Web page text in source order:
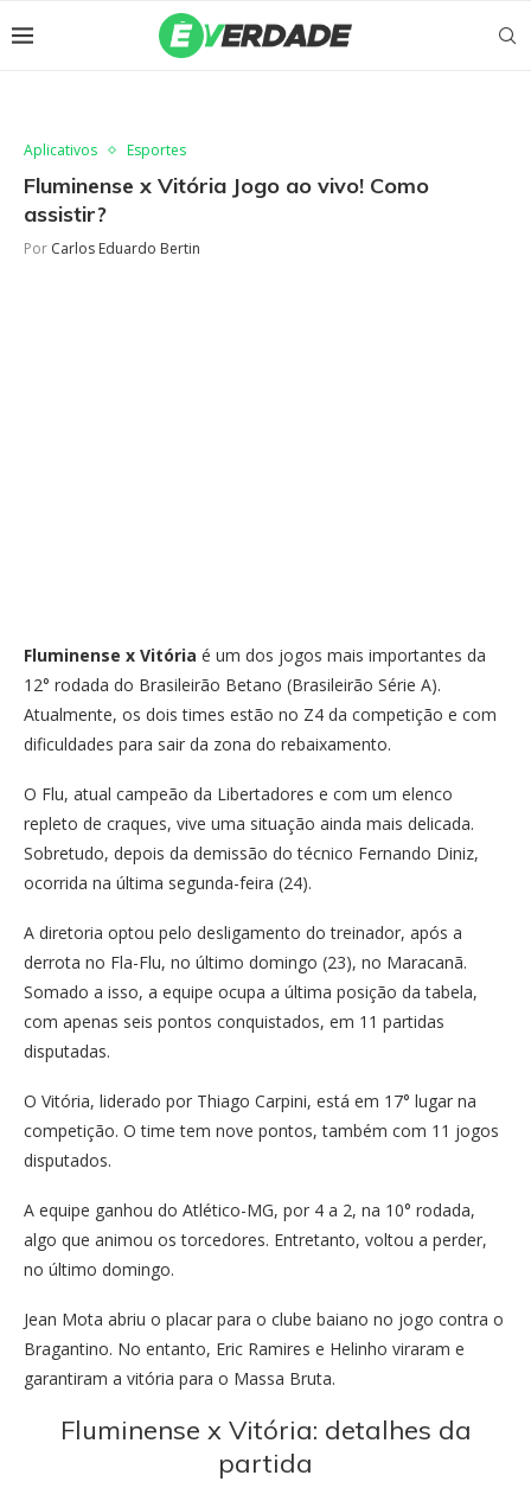
Aplicativos Esportes
Fluminense x Vitória Jogo ao vivo! Como
assistir?
Por Carlos Eduardo Bertin
Fluminense x Vitória é um dos jogos mais importantes da
12° rodada do Brasileirão Betano (Brasileirão Série A).
Atualmente, os dois times estão no Z4 da competição e com
dificuldades para sair da zona do rebaixamento.
O Flu, atual campeão da Libertadores e com um elenco
repleto de craques, vive uma situação ainda mais delicada.
Sobretudo, depois da demissão do técnico Fernando Diniz,
ocorrida na última segunda-feira (24).
A diretoria optou pelo desligamento do treinador, após a
derrota no Fla-Flu, no último domingo (23), no Maracanã.
Somado a isso, a equipe ocupa a última posição da tabela,
com apenas seis pontos conquistados, em 11 partidas
disputadas.
O Vitória, liderado por Thiago Carpini, está em 17° lugar na
competição. O time tem nove pontos, também com 11 jogos
disputados.
A equipe ganhou do Atlético-MG, por 4 a 2, na 10° rodada,
algo que animou os torcedores. Entretanto, voltou a perder,
no último domingo.
Jean Mota abriu o placar para o clube baiano no jogo contra o
Bragantino. No entanto, Eric Ramires e Helinho viraram e
garantiram a vitória para o Massa Bruta.
Fluminense x Vitória: detalhes da
partida